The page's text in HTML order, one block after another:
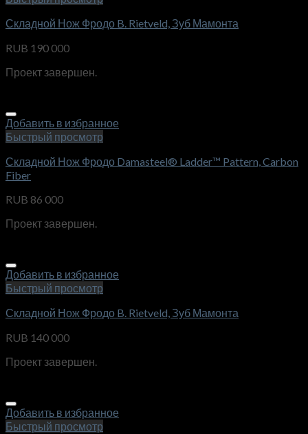
Складной Нож Фродо B. Rietveld, Зуб Мамонта
RUB 190 000
Проект завершен.
Добавить в избранное
Быстрый просмотр
Складной Нож Фродо Damasteel® Ladder™ Pattern, Carbon
Fiber
RUB 86 000
Проект завершен.
Добавить в избранное
Быстрый просмотр
Складной Нож Фродо B. Rietveld, Зуб Мамонта
RUB 140 000
Проект завершен.
Добавить в избранное
Быстрый просмотр